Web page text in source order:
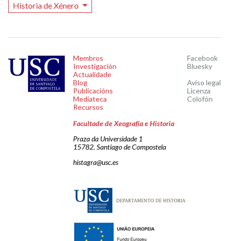
Historia de Xénero
Membros
Investigación
Actualidade
Blog
Publicacións
Mediateca
Recursos
Facebook
Bluesky
Aviso legal
Licenza
Colofón
Facultade de Xeografía e Historia
Praza da Universidade 1
15782. Santiago de Compostela
histagra@usc.es